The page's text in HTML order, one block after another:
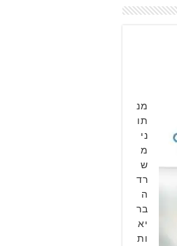
מנ
תו
ני
מ
ש
רד
ה
בר
יא
ות